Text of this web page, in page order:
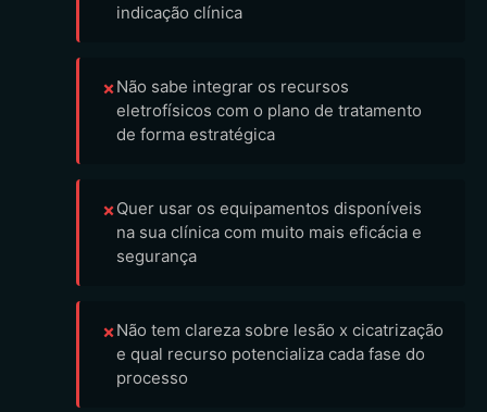
indicação clínica
✗Não sabe integrar os recursos
eletrofísicos com o plano de tratamento
de forma estratégica
✗Quer usar os equipamentos disponíveis
na sua clínica com muito mais eficácia e
segurança
✗Não tem clareza sobre lesão x cicatrização
e qual recurso potencializa cada fase do
processo